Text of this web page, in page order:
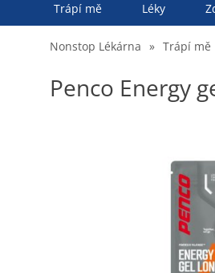
Trápí mě Léky
Nonstop Lékárna » Trápí mě
Penco Energy